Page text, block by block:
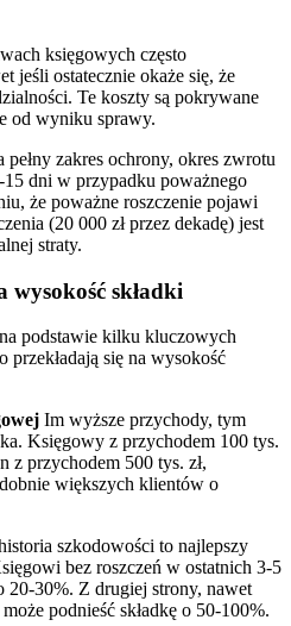
księgowych często
jeśli ostatecznie okaże się, że
Te koszty są pokrywane
od wyniku sprawy.
pełny zakres ochrony, okres zwrotu
dni w przypadku poważnego
że poważne roszczenie pojawi
(20 000 zł przez dekadę) jest
straty.
wysokość składki
podstawie kilku kluczowych
przekładają się na wysokość
Im wyższe przychody, tym
Księgowy z przychodem 100 tys.
z przychodem 500 tys. zł,
większych klientów o
szkodowości to najlepszy
bez roszczeń w ostatnich 3-5
20-30%. Z drugiej strony, nawet
podnieść składkę o 50-100%.